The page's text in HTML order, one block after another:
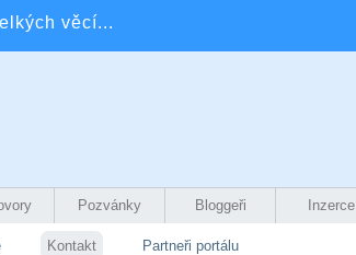
věcí...
Pozvánky Bloggeři Inzerce
Kontakt Partneři portálu